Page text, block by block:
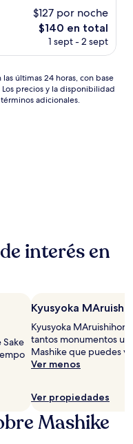
$127 por noche
El
precio
de
$140
$140 en total
1 sept - 2 sept
últimas 24 horas, con base
precios y la disponibilidad
adicionales.
interés en
Sake
Kyusyoka
Kyusyoka
tantos monumentos
Mashike que puedes
Ver menos
Ver propiedades
Mashike